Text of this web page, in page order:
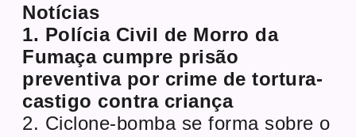
Notícias
1. Polícia Civil de Morro da
Fumaça cumpre prisão
preventiva por crime de tortura-
castigo contra criança
2. Ciclone-bomba se forma sobre o